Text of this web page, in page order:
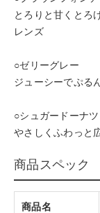
とろりと甘くとろ
レンズ
○ゼリーグレー
ジューシーでぷる
○シュガードーナツ
やさしくふわっと
商品スペック
商品名